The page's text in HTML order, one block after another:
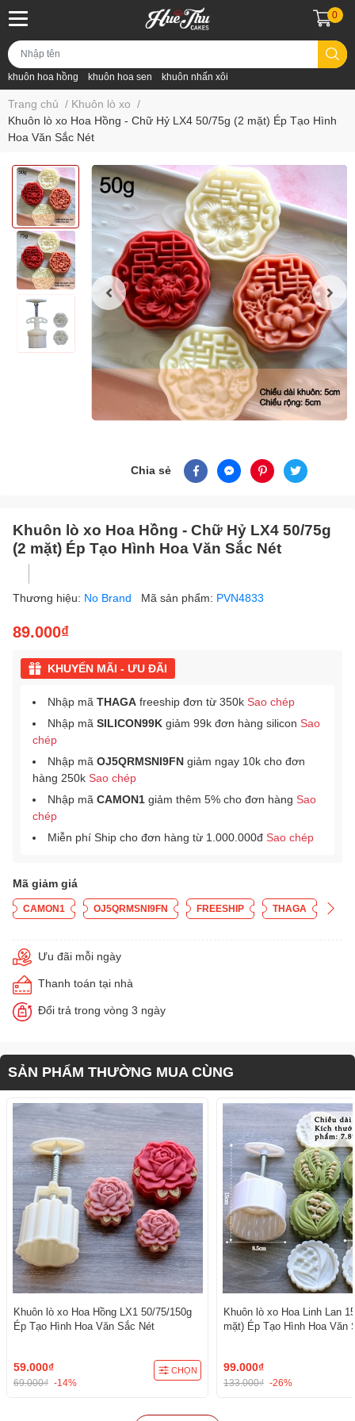
khuôn hoa hồng khuôn hoa sen khuôn nhấn xôi
0
Trang chủ / Khuôn lò xo /
Khuôn lò xo Hoa Hồng - Chữ Hỷ LX4 50/75g (2 mặt) Ép Tạo Hình
Hoa Văn Sắc Nét
Chia sẻ
Khuôn lò xo Hoa Hồng - Chữ Hỷ LX4 50/75g
(2 mặt) Ép Tạo Hình Hoa Văn Sắc Nét
Thương hiệu: No Brand Mã sản phẩm: PVN4833
89.000₫
KHUYẾN MÃI - ƯU ĐÃI
Nhập mã THAGA freeship đơn từ 350k Sao chép
Nhập mã SILICON99K giảm 99k đơn hàng silicon Sao
chép
Nhập mã OJ5QRMSNI9FN giảm ngay 10k cho đơn
hàng 250k Sao chép
Nhập mã CAMON1 giảm thêm 5% cho đơn hàng Sao
chép
Miễn phí Ship cho đơn hàng từ 1.000.000đ Sao chép
Mã giảm giá
CAMON1 OJ5QRMSNI9FN FREESHIP THAGA
Ưu đãi mỗi ngày
Thanh toán tại nhà
Đổi trả trong vòng 3 ngày
SẢN PHẨM THƯỜNG MUA CÙNG
Khuôn lò xo Hoa Hồng LX1 50/75/150g
Ép Tạo Hình Hoa Văn Sắc Nét
59.000₫
69.000₫ -14%
CHỌN
Khuôn lò xo Hoa Linh Lan
mặt) Ép Tạo Hình Hoa Văn
99.000₫
133.000₫ -26%